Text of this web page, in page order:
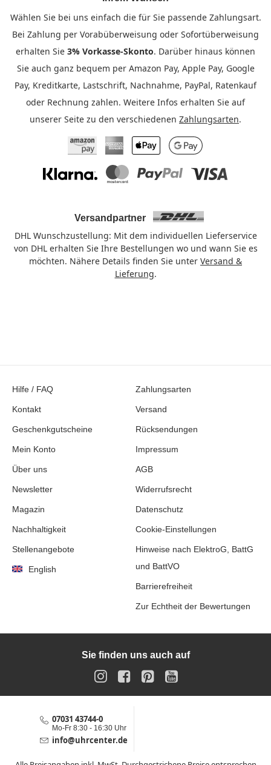
Wählen Sie bei uns einfach die für Sie passende Zahlungsart.
Bei Zahlung per Vorabüberweisung oder Sofortüberweisung
erhalten Sie 3% Vorkasse-Skonto. Darüber hinaus können
Sie auch ganz bequem per Amazon Pay, Apple Pay, Google
Pay, Kreditkarte, Lastschrift, Nachnahme, PayPal, Ratenkauf
oder Rechnung zahlen. Weitere Infos erhalten Sie auf
unserer Seite zu den verschiedenen Zahlungsarten.
Amazon PayAmerican Express
Apple PayGoogle Pay
Klarna MastercardPayPal Visa
Versandpartner
DHL Wunschzustellung: Mit dem individuellen Lieferservice
von DHL erhalten Sie Ihre Bestellungen wo und wann Sie es
möchten. Nähere Details finden Sie unter Versand &
Lieferung.
Hilfe / FAQ
Kontakt
Geschenkgutscheine
Mein Konto
Über uns
Newsletter
Magazin
Nachhaltigkeit
Stellenangebote
English
Zahlungsarten
Versand
Rücksendungen
Impressum
AGB
Widerrufsrecht
Datenschutz
Cookie-Einstellungen
Hinweise nach ElektroG, BattG
und BattVO
Barrierefreiheit
Zur Echtheit der Bewertungen
Sie finden uns auch auf
InstagramFacebookPinterestYouTube
Service-Hotline
07031 43744-0
Mo-Fr 8:30 - 16:30 Uhr
Service E-Mail
info@uhrcenter.de